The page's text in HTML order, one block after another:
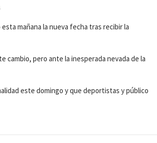
mañana la nueva fecha tras recibir la
cambio, pero ante la inesperada nevada de la
este domingo y que deportistas y público